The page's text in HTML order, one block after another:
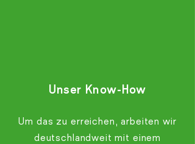
Unser Know-How
Um das zu erreichen, arbeiten wir
deutschlandweit mit einem